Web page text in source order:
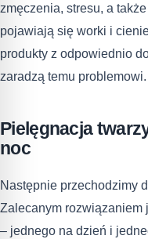
zmęczenia, stresu, a
pojawiają się worki i
produkty z odpowiednio
zaradzą temu problemowi.
Pielęgnacja
noc
Następnie przechodzimy
Zalecanym rozwiązaniem
– jednego na dzień i